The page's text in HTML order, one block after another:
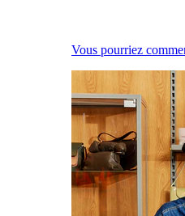
Vous pourriez